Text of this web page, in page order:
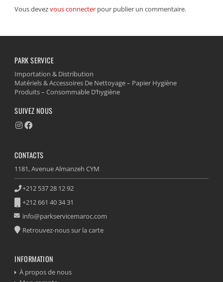
Vous devezvous connecter pour publier un commentaire.
PARK SERVICE
Importation & Distribution
Matériels & Accessoires De Nettoyage – Papier Hygiène
Produits – Consommable D’hygiène
SUIVEZ NOUS
CONTACTS
1181, Avenue Almanzeh CYM
+212 537 28 12 92
+212 661 40 34 31
info@parkservicemaroc.com
Retrouvez-nous sur la carte
INFORMATION
À propos de nous